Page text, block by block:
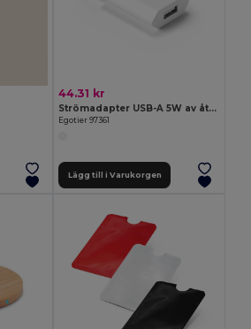
44.31 kr
Strömadapter USB-A 5W av återvunnen ABS (100 % rABS)
Egotier 97361
Lägg till i Varukorgen